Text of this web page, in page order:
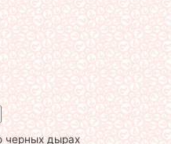
черных дырах